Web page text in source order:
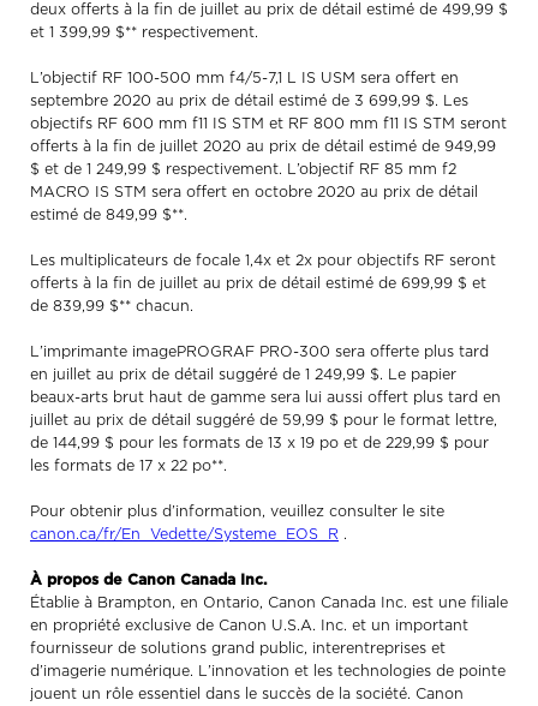
deux offerts à la fin de juillet au prix de détail estimé de 499,99 $
et 1 399,99 $** respectivement.
L’objectif RF 100-500 mm f4/5-7,1 L IS USM sera offert en
septembre 2020 au prix de détail estimé de 3 699,99 $. Les
objectifs RF 600 mm f11 IS STM et RF 800 mm f11 IS STM seront
offerts à la fin de juillet 2020 au prix de détail estimé de 949,99
$ et de 1 249,99 $ respectivement. L’objectif RF 85 mm f2
MACRO IS STM sera offert en octobre 2020 au prix de détail
estimé de 849,99 $**.
Les multiplicateurs de focale 1,4x et 2x pour objectifs RF seront
offerts à la fin de juillet au prix de détail estimé de 699,99 $ et
de 839,99 $** chacun.
L’imprimante imagePROGRAF PRO-300 sera offerte plus tard
en juillet au prix de détail suggéré de 1 249,99 $. Le papier
beaux-arts brut haut de gamme sera lui aussi offert plus tard en
juillet au prix de détail suggéré de 59,99 $ pour le format lettre,
de 144,99 $ pour les formats de 13 x 19 po et de 229,99 $ pour
les formats de 17 x 22 po**.
Pour obtenir plus d’information, veuillez consulter le site
canon.ca/fr/En_Vedette/Systeme_EOS_R .
À propos de Canon Canada Inc.
Établie à Brampton, en Ontario, Canon Canada Inc. est une filiale
en propriété exclusive de Canon U.S.A. Inc. et un important
fournisseur de solutions grand public, interentreprises et
d’imagerie numérique. L’innovation et les technologies de pointe
jouent un rôle essentiel dans le succès de la société. Canon